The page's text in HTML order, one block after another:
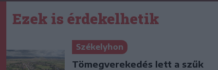
Ezek is érdekelhetik
Székelyhon
Tömegverekedés lett a szűk